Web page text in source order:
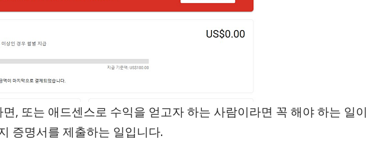
, 또는 애드센스로 수익을 얻고자 하는 사람이라면 꼭 해야 하는 일
증명서를 제출하는 일입니다.